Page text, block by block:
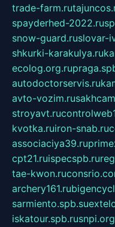
trade-farm.ru
spayderhed-2022.ru
snow-guard.ruslovar-
shkurki-karakulya.ru
ecolog.org.ru
autodoctorservis.ru
avto-vozim.ru
stroyavt.ru
kvotka.ruiron-snab.ru
associaciya39.ru
cpt21.ruispecspb.ru
tae-kwon.ru
archery161.ru
sarmiento.spb.su
iskatour.spb.ru